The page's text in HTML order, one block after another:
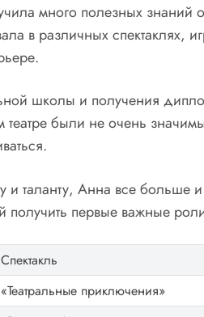
много полезных знаний о
в различных
школы и получения
были не очень
и таланту, Анна все
получить первые важные
Спектакль
«Театральные приключения»